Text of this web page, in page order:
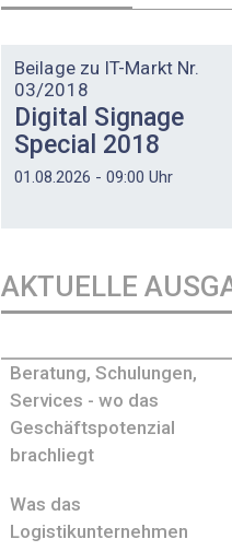
Beilage zu IT-Markt Nr.
03/2018
Digital Signage
Special 2018
01.08.2026 - 09:00 Uhr
AKTUELLE
Beratung, Schulungen,
Services - wo das
Geschäftspotenzial
brachliegt
Was das
Logistikunternehmen